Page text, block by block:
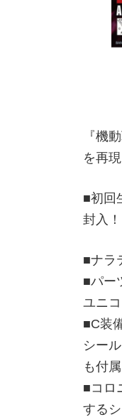
『機
を再現
■初回
封入！
■ナラ
■パー
ユニ
■C装
シー
も付属
■コロ
するシ